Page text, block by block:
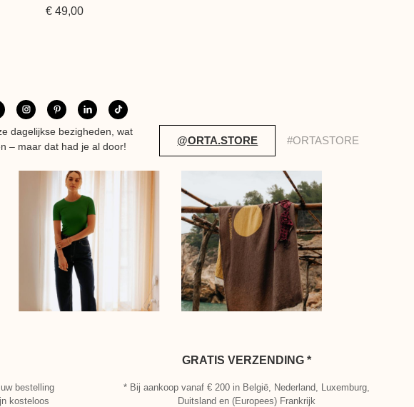
€ 49,00
dagelijkse bezigheden, wat
– maar dat had je al door!
@ORTA.STORE #ORTASTORE
bestelling
kosteloos
GRATIS VERZENDING *
* Bij aankoop vanaf € 200 in België, Nederland, Luxemburg,
Duitsland en (Europees) Frankrijk